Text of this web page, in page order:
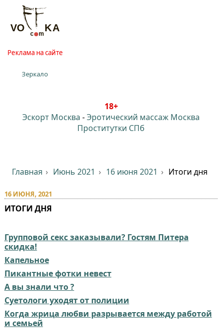
Реклама на сайте
Зеркало
18+
Эскорт Москва -Эротический массаж Москва
Проститутки СПб
Главная Июнь 2021 16 июня 2021 Итоги дня
16 ИЮНЯ, 2021
ИТОГИ ДНЯ
Групповой секс заказывали? Гостям Питера
скидка!
Капельное
Пикантные фотки невест
А вы знали что ?
Суетологи уходят от полиции
Когда жрица любви разрывается между работой
и семьей